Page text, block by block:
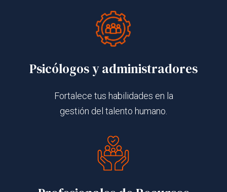
Psicólogos y administradores
Fortalece tus habilidades en la
gestión del talento humano.